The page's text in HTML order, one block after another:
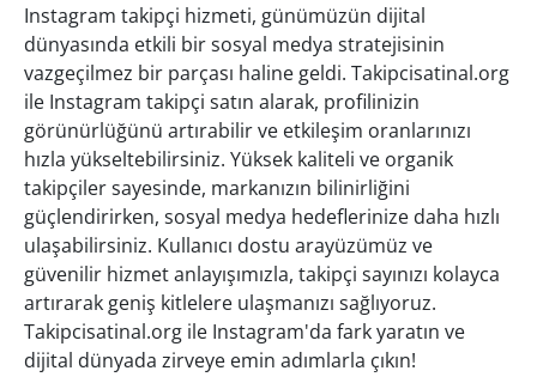
Instagram takipçi hizmeti, günümüzün dijital
dünyasında etkili bir sosyal medya stratejisinin
vazgeçilmez bir parçası haline geldi. Takipcisatinal.org
ile Instagram takipçi satın alarak, profilinizin
görünürlüğünü artırabilir ve etkileşim oranlarınızı
hızla yükseltebilirsiniz. Yüksek kaliteli ve organik
takipçiler sayesinde, markanızın bilinirliğini
güçlendirirken, sosyal medya hedeflerinize daha hızlı
ulaşabilirsiniz. Kullanıcı dostu arayüzümüz ve
güvenilir hizmet anlayışımızla, takipçi sayınızı kolayca
artırarak geniş kitlelere ulaşmanızı sağlıyoruz.
Takipcisatinal.org ile Instagram'da fark yaratın ve
dijital dünyada zirveye emin adımlarla çıkın!